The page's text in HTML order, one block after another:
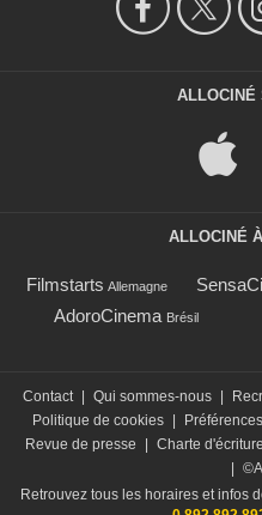
ALLOCINÉ
ALLOCINÉ
Filmstarts Allemagne
AdoroCinema Brésil
Contact Qui sommes-nous
Politique de cookies
Revue de presse
Charte d'écriture
Retrouvez tous les horaires et infos